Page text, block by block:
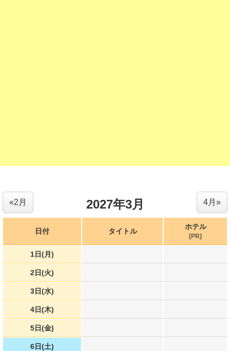
2027年3月 4月»
«2月
日付 タイトル
ホテル
[PR]
1日(月)
2日(火)
3日(水)
4日(木)
5日(金)
6日(土)